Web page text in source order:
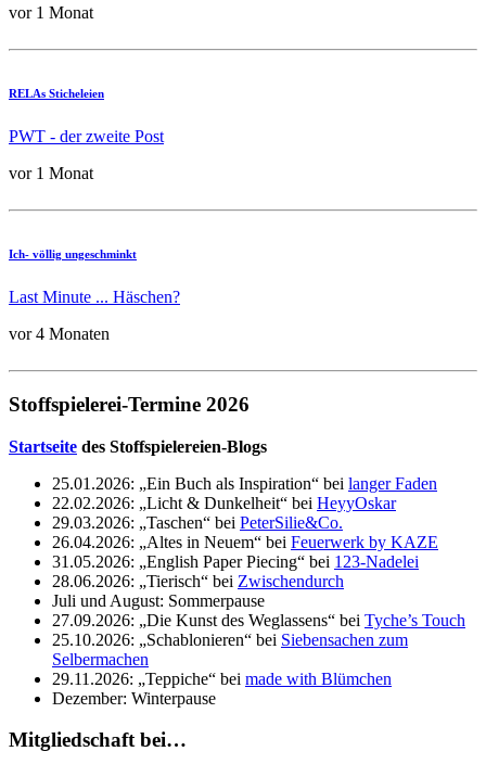
vor 1 Monat
RELAs Sticheleien
PWT - der zweite Post
vor 1 Monat
Ich- völlig ungeschminkt
Last Minute ... Häschen?
vor 4 Monaten
Stoffspielerei-Termine 2026
Startseite des Stoffspielereien-Blogs
25.01.2026: „Ein Buch als Inspiration“ bei langer Faden
22.02.2026: „Licht & Dunkelheit“ bei HeyyOskar
29.03.2026: „Taschen“ bei PeterSilie&Co.
26.04.2026: „Altes in Neuem“ bei Feuerwerk by KAZE
31.05.2026: „English Paper Piecing“ bei 123-Nadelei
28.06.2026: „Tierisch“ bei Zwischendurch
Juli und August: Sommerpause
27.09.2026: „Die Kunst des Weglassens“ bei Tyche’s Touch
25.10.2026: „Schablonieren“ bei Siebensachen zum
Selbermachen
29.11.2026: „Teppiche“ bei made with Blümchen
Dezember: Winterpause
Mitgliedschaft bei…